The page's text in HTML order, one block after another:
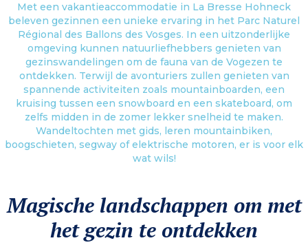
Met een vakantieaccommodatie in La Bresse Hohneck
beleven gezinnen een unieke ervaring in het Parc Naturel
Régional des Ballons des Vosges. In een uitzonderlijke
omgeving kunnen natuurliefhebbers genieten van
gezinswandelingen om de fauna van de Vogezen te
ontdekken. Terwijl de avonturiers zullen genieten van
spannende activiteiten zoals mountainboarden, een
kruising tussen een snowboard en een skateboard, om
zelfs midden in de zomer lekker snelheid te maken.
Wandeltochten met gids, leren mountainbiken,
boogschieten, segway of elektrische motoren, er is voor elk
wat wils!
Magische landschappen om met
het gezin te ontdekken